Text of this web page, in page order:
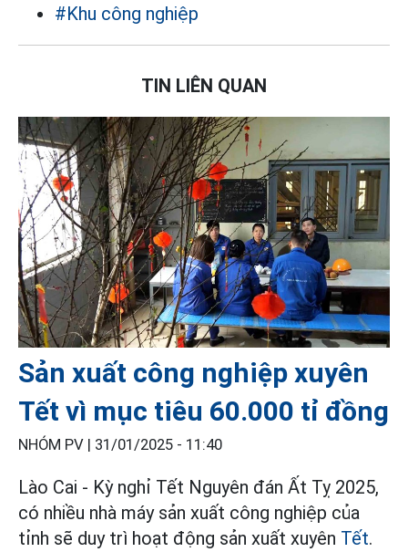
#Khu công nghiệp
TIN LIÊN QUAN
Sản xuất công nghiệp xuyên
Tết vì mục tiêu 60.000 tỉ đồng
NHÓM PV | 31/01/2025 - 11:40
Lào Cai - Kỳ nghỉ Tết Nguyên đán Ất Tỵ 2025,
có nhiều nhà máy sản xuất công nghiệp của
tỉnh sẽ duy trì hoạt động sản xuất xuyên Tết.